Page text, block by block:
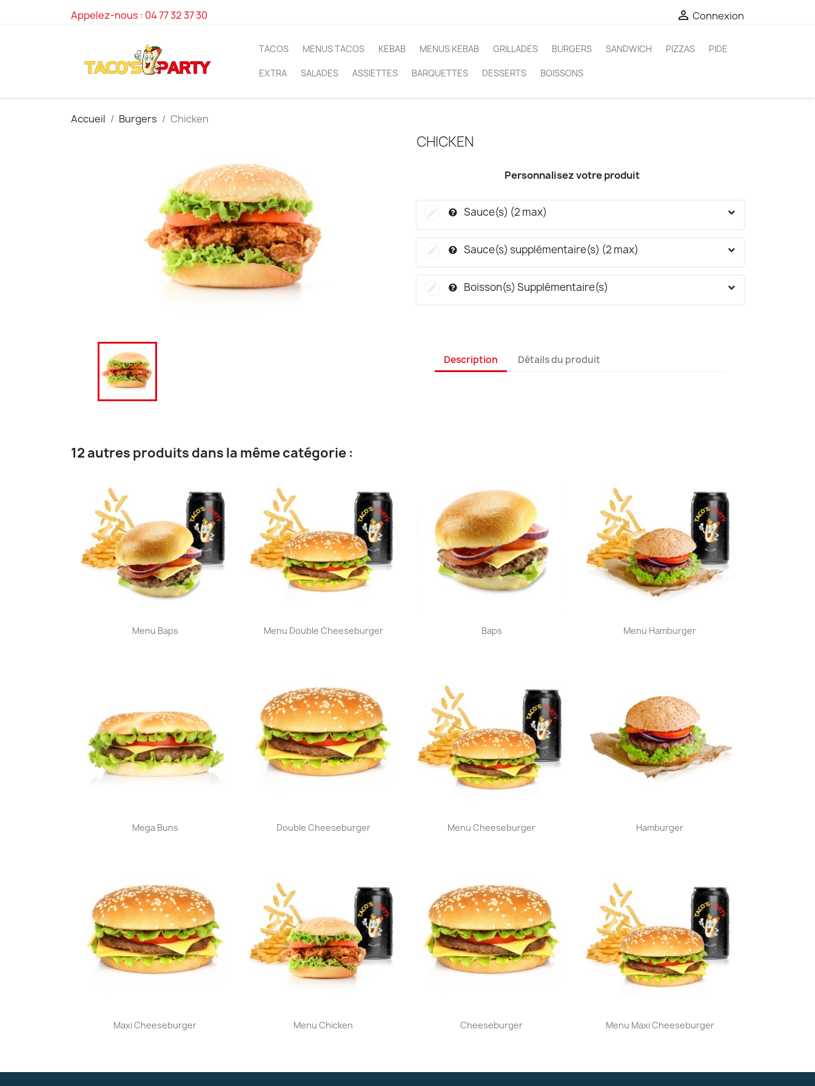
Appelez-nous : 04 77 32 37 30  Connexion
TACOS MENUS TACOS KEBAB MENUS KEBAB GRILLADES BURGERS SANDWICH PIZZAS PIDE
EXTRA SALADES ASSIETTES BARQUETTES DESSERTS BOISSONS
Accueil Burgers Chicken
CHICKEN
Personnalisez votre produit
Sauce(s) (2 max)
Sauce(s) supplémentaire(s) (2 max)
Boisson(s) Supplémentaire(s)
Description Détails du produit
12 autres produits dans la même catégorie :
Aperçu rapide
Menu Baps Aperçu rapide
Menu Double Cheeseburger Aperçu rapide
Baps Aperçu rapide
Menu Hamburger
Aperçu rapide
Mega Buns Aperçu rapide
Double Cheeseburger Aperçu rapide
Menu Cheeseburger Aperçu rapide
Hamburger
Aperçu rapide
Maxi Cheeseburger Aperçu rapide
Menu Chicken Aperçu rapide
Cheeseburger Aperçu rapide
Menu Maxi Cheeseburger